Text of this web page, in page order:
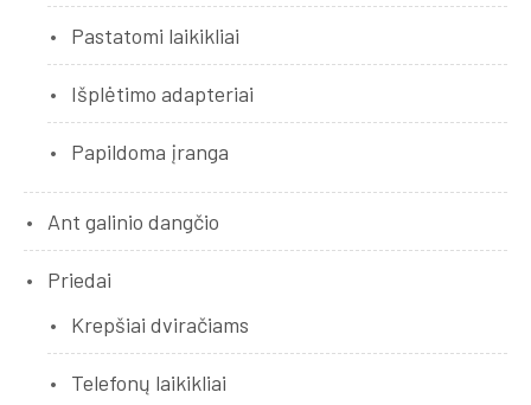
Pastatomi laikikliai
Išplėtimo adapteriai
Papildoma įranga
Ant galinio dangčio
Priedai
Krepšiai dviračiams
Telefonų laikikliai